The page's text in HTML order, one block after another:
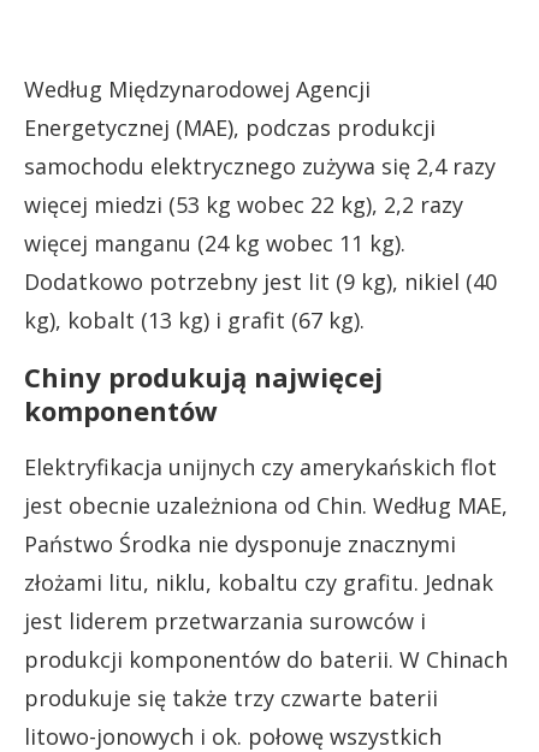
Według Międzynarodowej Agencji
Energetycznej (MAE), podczas produkcji
samochodu elektrycznego zużywa się 2,4 razy
więcej miedzi (53 kg wobec 22 kg), 2,2 razy
więcej manganu (24 kg wobec 11 kg).
Dodatkowo potrzebny jest lit (9 kg), nikiel (40
kg), kobalt (13 kg) i grafit (67 kg).
Chiny produkują najwięcej
komponentów
Elektryfikacja unijnych czy amerykańskich flot
jest obecnie uzależniona od Chin. Według MAE,
Państwo Środka nie dysponuje znacznymi
złożami litu, niklu, kobaltu czy grafitu. Jednak
jest liderem przetwarzania surowców i
produkcji komponentów do baterii. W Chinach
produkuje się także trzy czwarte baterii
litowo-jonowych i ok. połowę wszystkich